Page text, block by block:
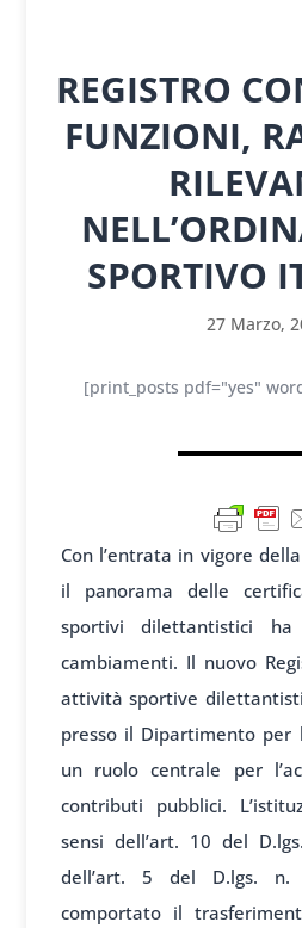
REGISTRO
FUNZIONI,
SPORTIVO
27 Marzo,
[print_posts pdf="yes"
Con l’entrata in vigore
il panorama delle
sportivi dilettantistici ha
cambiamenti. Il nuovo
attività sportive
presso il Dipartimento per
un ruolo centrale per
contributi pubblici.
sensi dell’art. 10 del
dell’art. 5 del D.lgs.
comportato il